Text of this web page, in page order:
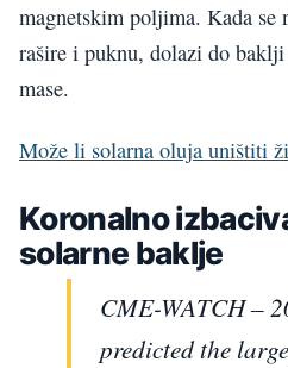
magnetskim poljima. Kada
rašire i puknu, dolazi do
mase.
Može li solarna oluja uništiti
Koronalno
solarne baklje
CME-WATCH –
predicted the